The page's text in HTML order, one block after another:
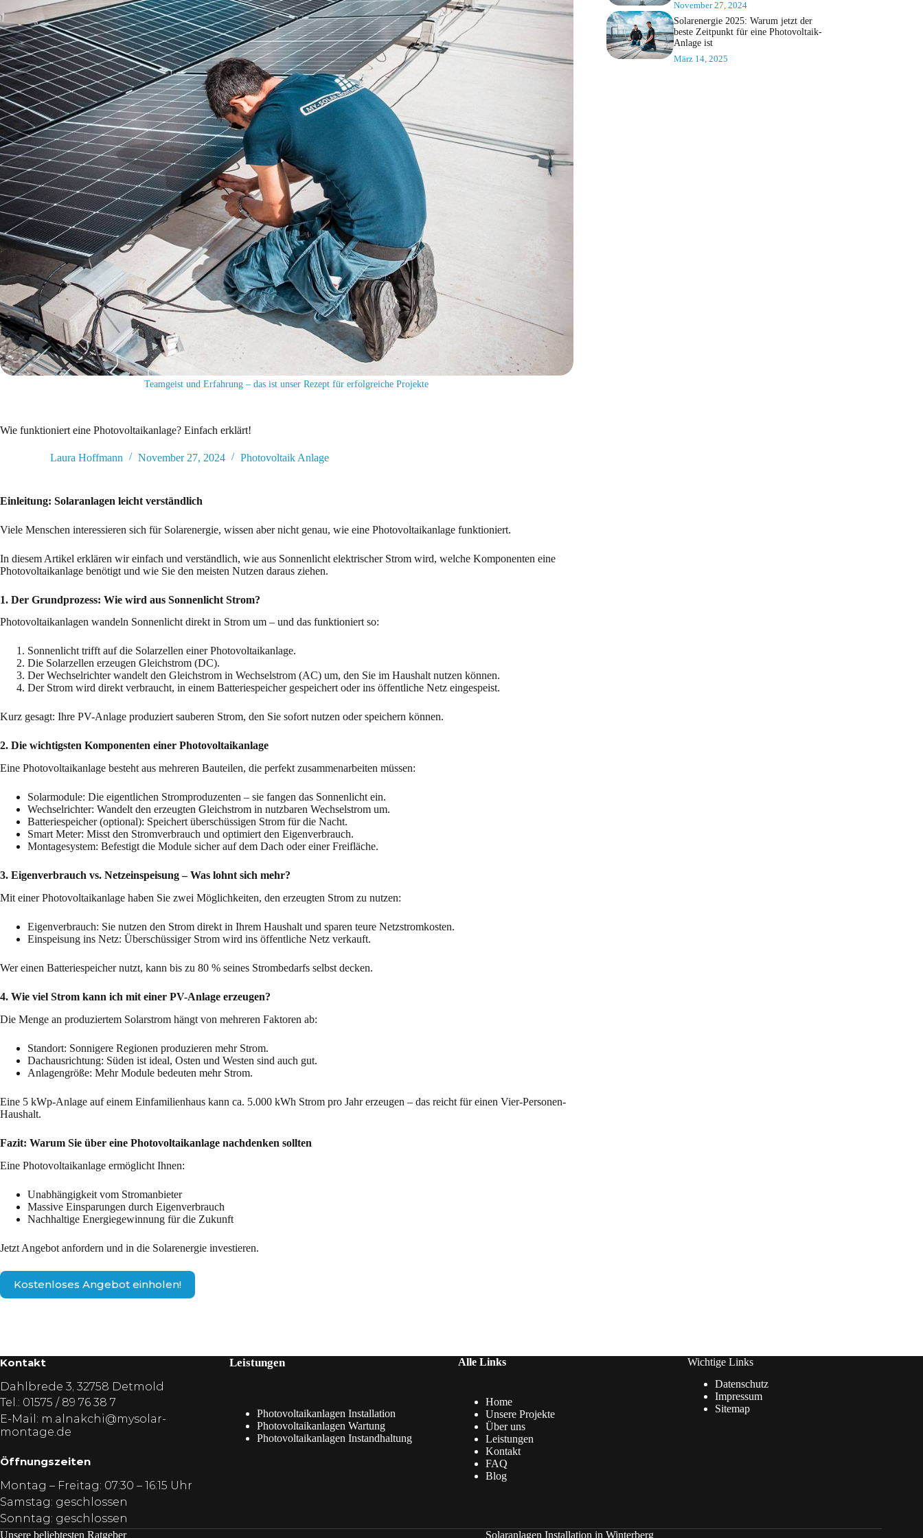
Teamgeist und Erfahrung – das ist unser Rezept für erfolgreiche Projekte
Wie funktioniert eine Photovoltaikanlage? Einfach erklärt!
Laura Hoffmann November 27, 2024 Photovoltaik Anlage
Einleitung: Solaranlagen leicht verständlich
Viele Menschen interessieren sich für Solarenergie, wissen aber nicht genau, wie eine Photovoltaikanlage funktioniert.
In diesem Artikel erklären wir einfach und verständlich, wie aus Sonnenlicht elektrischer Strom wird, welche Komponenten eine
Photovoltaikanlage benötigt und wie Sie den meisten Nutzen daraus ziehen.
1. Der Grundprozess: Wie wird aus Sonnenlicht Strom?
Photovoltaikanlagen wandeln Sonnenlicht direkt in Strom um – und das funktioniert so:
Sonnenlicht trifft auf die Solarzellen einer Photovoltaikanlage.
Die Solarzellen erzeugen Gleichstrom (DC).
Der Wechselrichter wandelt den Gleichstrom in Wechselstrom (AC) um, den Sie im Haushalt nutzen können.
Der Strom wird direkt verbraucht, in einem Batteriespeicher gespeichert oder ins öffentliche Netz eingespeist.
Kurz gesagt: Ihre PV-Anlage produziert sauberen Strom, den Sie sofort nutzen oder speichern können.
2. Die wichtigsten Komponenten einer Photovoltaikanlage
Eine Photovoltaikanlage besteht aus mehreren Bauteilen, die perfekt zusammenarbeiten müssen:
Solarmodule: Die eigentlichen Stromproduzenten – sie fangen das Sonnenlicht ein.
Wechselrichter: Wandelt den erzeugten Gleichstrom in nutzbaren Wechselstrom um.
Batteriespeicher (optional): Speichert überschüssigen Strom für die Nacht.
Smart Meter: Misst den Stromverbrauch und optimiert den Eigenverbrauch.
Montagesystem: Befestigt die Module sicher auf dem Dach oder einer Freifläche.
3. Eigenverbrauch vs. Netzeinspeisung – Was lohnt sich mehr?
Mit einer Photovoltaikanlage haben Sie zwei Möglichkeiten, den erzeugten Strom zu nutzen:
Eigenverbrauch: Sie nutzen den Strom direkt in Ihrem Haushalt und sparen teure Netzstromkosten.
Einspeisung ins Netz: Überschüssiger Strom wird ins öffentliche Netz verkauft.
Wer einen Batteriespeicher nutzt, kann bis zu 80 % seines Strombedarfs selbst decken.
4. Wie viel Strom kann ich mit einer PV-Anlage erzeugen?
Die Menge an produziertem Solarstrom hängt von mehreren Faktoren ab:
Standort: Sonnigere Regionen produzieren mehr Strom.
Dachausrichtung: Süden ist ideal, Osten und Westen sind auch gut.
Anlagengröße: Mehr Module bedeuten mehr Strom.
Eine 5 kWp-Anlage auf einem Einfamilienhaus kann ca. 5.000 kWh Strom pro Jahr erzeugen – das reicht für einen Vier-Personen-
Haushalt.
Fazit: Warum Sie über eine Photovoltaikanlage nachdenken sollten
Eine Photovoltaikanlage ermöglicht Ihnen:
Unabhängigkeit vom Stromanbieter
Massive Einsparungen durch Eigenverbrauch
Nachhaltige Energiegewinnung für die Zukunft
Jetzt Angebot anfordern und in die Solarenergie investieren.
Kostenloses Angebot einholen!
November 27, 2024
Solarenergie 2025: Warum jetzt der
beste Zeitpunkt für eine Photovoltaik-
Anlage ist
März 14, 2025
Kontakt
Dahlbrede 3, 32758 Detmold
Tel.: 01575 / 89 76 38 7
E-Mail: m.alnakchi@mysolar-
montage.de
Öffnungszeiten
Montag – Freitag: 07:30 – 16:15 Uhr
Samstag: geschlossen
Sonntag: geschlossen
Leistungen
Photovoltaikanlagen Installation
Photovoltaikanlagen Wartung
Photovoltaikanlagen Instandhaltung
Alle Links
Home
Unsere Projekte
Über uns
Leistungen
Kontakt
FAQ
Blog
Wichtige Links
Datenschutz
Impressum
Sitemap
Unsere beliebtesten Ratgeber Solaranlagen Installation in Winterberg